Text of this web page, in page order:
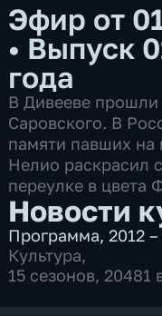
Эфир от
• Выпуск
года
В Дивееве прошли
Саровского. В
памяти павших
Нелио раскрасил
переулке в цвета
Новости
Программа,2012
Культура,
15 сезонов, 20481